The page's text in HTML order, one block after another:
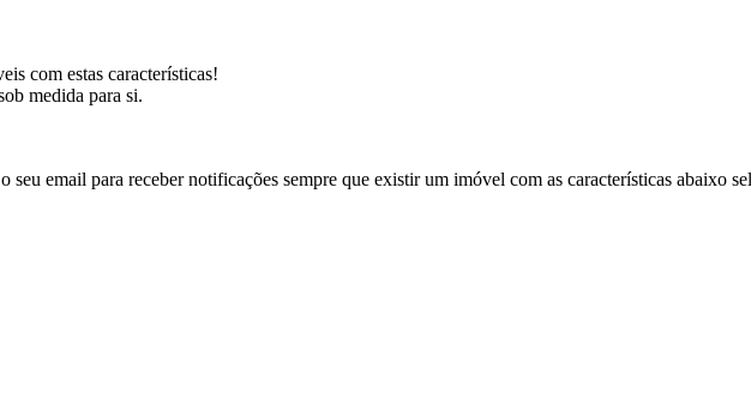
com estas características!
medida para si.
seu email para receber notificações sempre que existir um imóvel com as características abaixo